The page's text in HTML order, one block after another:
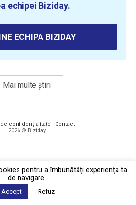
echipei Biziday.
ECHIPA BIZIDAY
Mai multe știri
confidențialitate · Contact
2026 © Biziday
pentru a îmbunătăți experiența ta
de navigare.
Accept Refuz